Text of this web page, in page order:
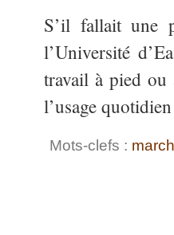
S’il fallait une
l’Université
travail à pied ou
l’usage
Mots-clefs :